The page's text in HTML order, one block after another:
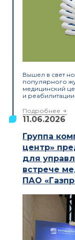
Вышел в свет
популярного
медицинский
и реабилитации.
Подробнее
11.06.2026
Группа
центр»
для
встрече
ПАО